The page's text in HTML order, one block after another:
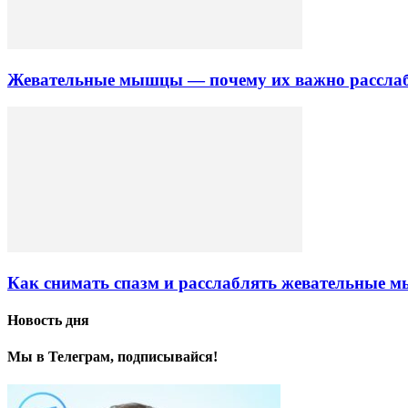
Жевательные мышцы — почему их важно
Как снимать спазм и расслаблять жевательные
Новость дня
Мы в Телеграм, подписывайся!